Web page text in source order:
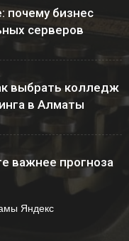
почему бизнес
серверов
выбрать колледж
в Алматы
важнее прогноза
Яндекс